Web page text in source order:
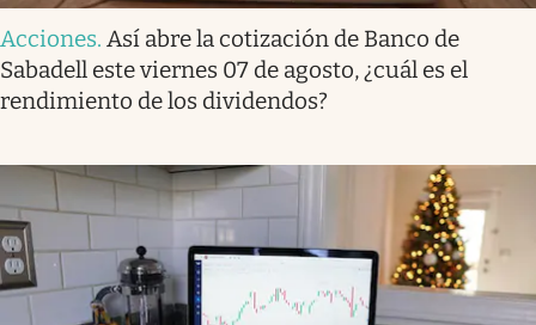
Acciones. Así abre la cotización de Banco de
Sabadell este viernes 07 de agosto, ¿cuál es el
rendimiento de los dividendos?